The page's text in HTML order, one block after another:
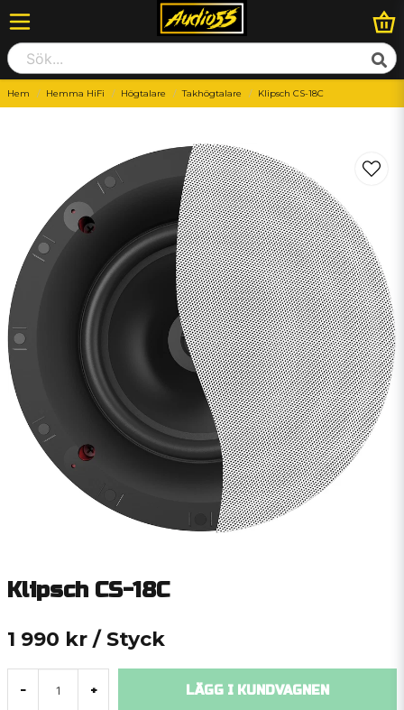
Hem Hemma HiFi Högtalare Takhögtalare Klipsch CS-18C
Klipsch CS-18C
1 990 kr / Styck
- + LÄGG I KUNDVAGNEN